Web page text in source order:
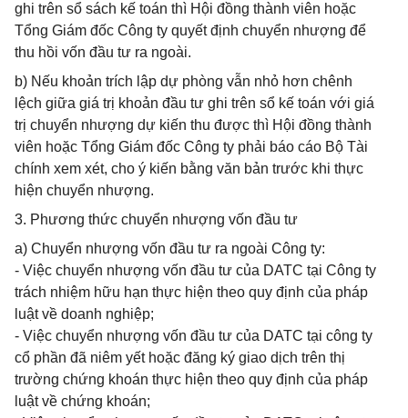
ghi trên sổ sách kế toán thì Hội đồng thành viên hoặc
Tổng Giám đốc Công ty quyết định chuyển nhượng để
thu hồi vốn đầu tư ra ngoài.
b) Nếu khoản trích lập dự phòng vẫn nhỏ hơn chênh
lệch giữa giá trị khoản đầu tư ghi trên sổ kế toán với giá
trị chuyển nhượng dự kiến thu được thì Hội đồng thành
viên hoặc Tổng Giám đốc Công ty phải báo cáo Bộ Tài
chính xem xét, cho ý kiến bằng văn bản trước khi thực
hiện chuyển nhượng.
3. Phương thức chuyển nhượng vốn đầu tư
a) Chuyển nhượng vốn đầu tư ra ngoài Công ty:
- Việc chuyển nhượng vốn đầu tư của DATC tại Công ty
trách nhiệm hữu hạn thực hiện theo quy định của pháp
luật về doanh nghiệp;
- Việc chuyển nhượng vốn đầu tư của DATC tại công ty
cổ phần đã niêm yết hoặc đăng ký giao dịch trên thị
trường chứng khoán thực hiện theo quy định của pháp
luật về chứng khoán;